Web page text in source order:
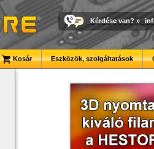
Kérdése van? »
Kosár Eszközök, szolgáltatások
Modulvilág
3D nyomtató
Megbízható